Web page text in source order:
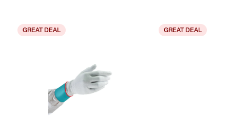
GREAT DEAL GREAT DEAL